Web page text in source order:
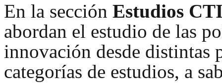
En la sección Estudios
abordan el estudio de las
innovación desde distintas
categorías de estudios, a